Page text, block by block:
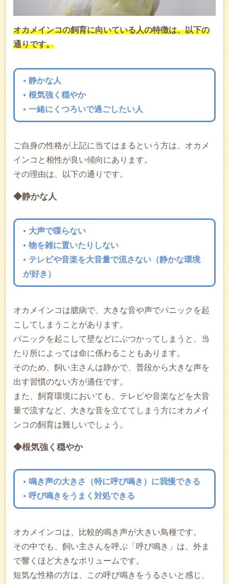
オカメインコの飼育に向いている人の特徴は、以下の
通りです。
静かな人
根気強く穏やか
一緒にくつろいで過ごしたい人
ご自身の性格が上記に当てはまるという方は、オカメ
インコと相性が良い傾向にあります。
その理由は、以下の通りです。
◆静かな人
大声で喋らない
物を雑に置いたりしない
テレビや音楽を大音量で流さない（静かな環境
が好き）
オカメインコは臆病で、大きな音や声でパニックを起
こしてしまうことがあります。
パニックを起こして壁などにぶつかってしまうと、当
たり所によっては命に係わることもあります。
そのため、飼い主さんは静かで、普段から大きな声を
出す習慣のない方が適任です。
また、飼育環境においても、テレビや音楽などを大音
量で流すなど、大きな音を立ててしまう方にオカメイ
ンコの飼育は難しいでしょう。
◆根気強く穏やか
鳴き声の大きさ（特に呼び鳴き）に我慢できる
呼び鳴きをうまく対処できる
オカメインコは、比較的鳴き声が大きい鳥種です。
その中でも、飼い主さんを呼ぶ「呼び鳴き」は、外ま
で響くほど大きなボリュームです。
短気な性格の方は、この呼び鳴きをうるさいと感じ、